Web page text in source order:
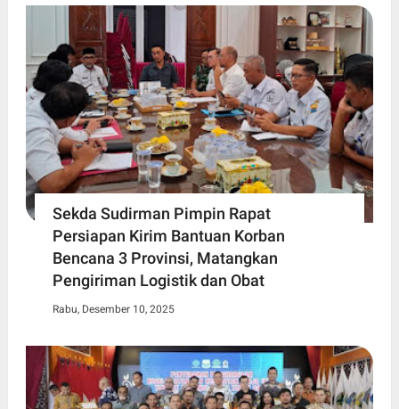
Sekda Sudirman Pimpin Rapat
Persiapan Kirim Bantuan Korban
Bencana 3 Provinsi, Matangkan
Pengiriman Logistik dan Obat
Rabu, Desember 10, 2025